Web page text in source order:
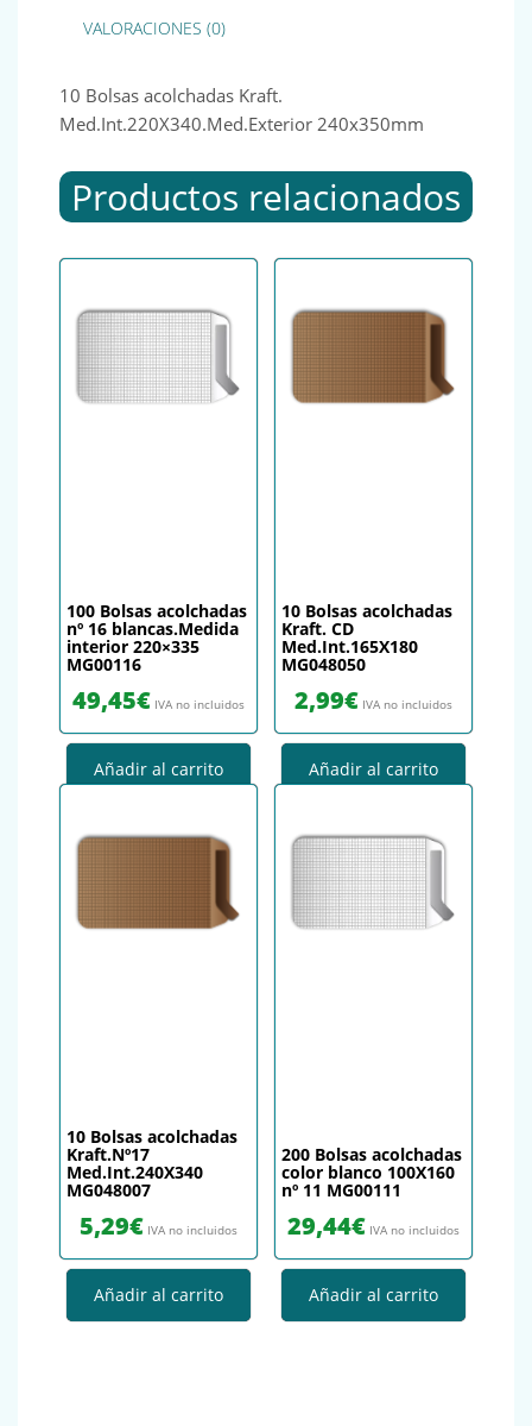
VALORACIONES (0)
10 Bolsas acolchadas Kraft.
Med.Int.220X340.Med.Exterior 240x350mm
Productos relacionados
100 Bolsas acolchadas
nº 16 blancas.Medida
interior 220×335
MG00116
49,45€ IVA no incluidos
Añadir al carrito
10 Bolsas acolchadas
Kraft. CD
Med.Int.165X180
MG048050
2,99€ IVA no incluidos
Añadir al carrito
10 Bolsas acolchadas
Kraft.Nº17
Med.Int.240X340
MG048007
5,29€ IVA no incluidos
Añadir al carrito
200 Bolsas acolchadas
color blanco 100X160
nº 11 MG00111
29,44€ IVA no incluidos
Añadir al carrito